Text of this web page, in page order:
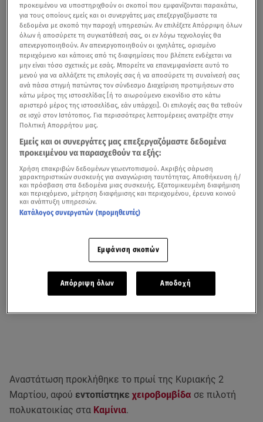
Αναστάτωση προκλήθηκε το πρωί της Κυριακής 2
Μαρτίου, αφού εντοπίστηκε χειροβομβίδα σε πιλοτή
πολυκατοικίας στα Καμίνια.
προκειμένου να υποστηριχθούν οι σκοποί που εμφανίζονται παρακάτω,
για τους οποίους εμείς και οι συνεργάτες μας επεξεργαζόμαστε τα
δεδομένα με σκοπό την παροχή υπηρεσιών. Αν επιλέξετε Απόρριψη όλων
όλων ή αποσύρετε τη συγκατάθεσή σας, οι εν λόγω τεχνολογίες θα
απενεργοποιηθούν. Αν απενεργοποιηθούν οι ιχνηλάτες, ορισμένο
περιεχόμενο και κάποιες από τις διαφημίσεις που βλέπετε ενδέχεται να
μην είναι τόσο σχετικές με εσάς. Μπορείτε να επανεμφανίσετε αυτό το
μενού για να αλλάξετε τις επιλογές σας ή να αποσύρετε τη συναίνεσή σας
ανά πάσα στιγμή πατώντας τον σύνδεσμο Διαχείριση προτιμήσεων στο
κάτω μέρος της ιστοσελίδας [ή το αιωρούμενο εικονίδιο στο κάτω
αριστερό μέρος της ιστοσελίδας, εάν υπάρχει]. Οι επιλογές σας θα τεθούν
σε ισχύ στον Ιστότοπος. Για περισσότερες λεπτομέρειες ανατρέξτε στην
Πολιτική Απορρήτου μας.
Εμείς και οι συνεργάτες μας επεξεργαζόμαστε δεδομένα
προκειμένου να παρασχεθούν τα εξής:
Χρήση επακριβών δεδομένων γεωεντοπισμού. Ακριβής σάρωση
χαρακτηριστικών συσκευής για αναγνώριση ταυτότητας. Αποθήκευση ή/
και πρόσβαση στα δεδομένα μιας συσκευής. Εξατομικευμένη διαφήμιση
και περιεχόμενο, μέτρηση διαφήμισης και περιεχομένου, έρευνα κοινού
και ανάπτυξη υπηρεσιών.
Κατάλογος συνεργατών (προμηθευτές)
Εμφάνιση σκοπών
Απόρριψη όλων Αποδοχή